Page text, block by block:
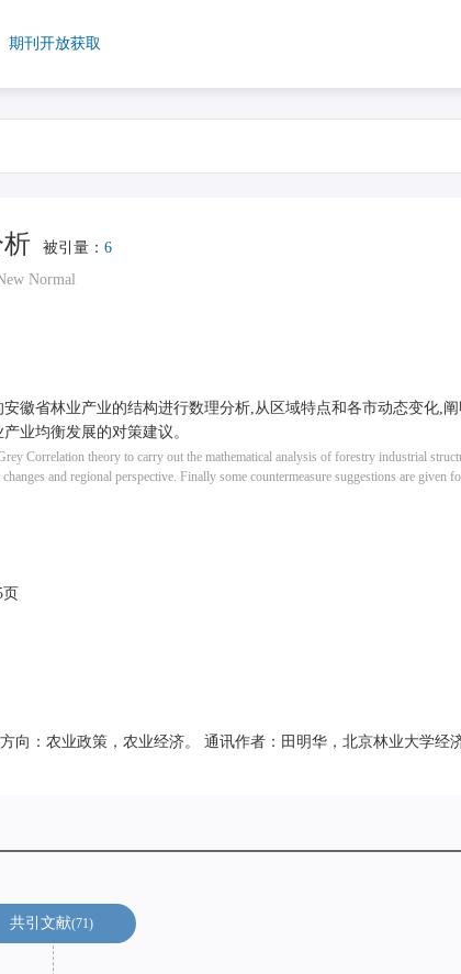
期刊开放获取
被引量： 6
Normal
徽省林业产业的结构进行数理分析,从区域特点和各市动态变化,
业均衡发展的对策建议。
Correlation theory to carry out the mathematical analysis of forestry industrial
and regional perspective. Finally some countermeasure suggestions are given
页
向：农业政策，农业经济。 通讯作者：田明华，北京林业大学经
共引文献 71